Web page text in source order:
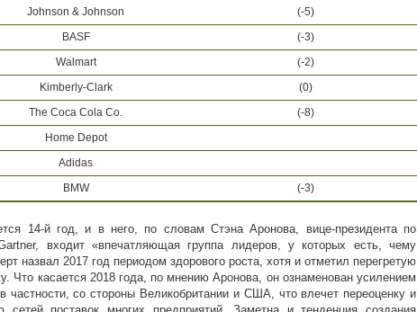
Johnson & Johnson
(-5)
BASF
(-3)
Walmart
(-2)
Kimberly-Clark
(0)
The Coca Cola Co.
(-8)
Home Depot
Adidas
BMW (-3)
14-й год, и в него, по словам Стэна Аронова, вице-президента по
входит «впечатляющая группа лидеров, у которых есть, чему
назвал 2017 год периодом здорового роста, хотя и отметил перегретую
Что касается 2018 года, по мнению Аронова, он ознаменован усилением
частности, со стороны Великобритании и США, что влечет переоценку и